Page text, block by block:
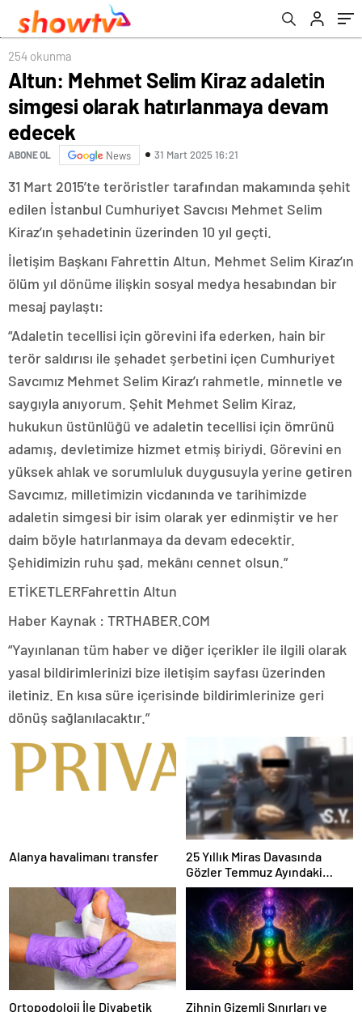
254 okunma
Altun: Mehmet Selim Kiraz adaletin
simgesi olarak hatırlanmaya devam
edecek
ABONE OL News 31 Mart 2025 16:21
31 Mart 2015’te teröristler tarafından makamında şehit
edilen İstanbul Cumhuriyet Savcısı Mehmet Selim
Kiraz’ın şehadetinin üzerinden 10 yıl geçti.
İletişim Başkanı Fahrettin Altun, Mehmet Selim Kiraz’ın
ölüm yıl dönüme ilişkin sosyal medya hesabından bir
mesaj paylaştı:
“Adaletin tecellisi için görevini ifa ederken, hain bir
terör saldırısı ile şehadet şerbetini içen Cumhuriyet
Savcımız Mehmet Selim Kiraz’ı rahmetle, minnetle ve
saygıyla anıyorum. Şehit Mehmet Selim Kiraz,
hukukun üstünlüğü ve adaletin tecellisi için ömrünü
adamış, devletimize hizmet etmiş biriydi. Görevini en
yüksek ahlak ve sorumluluk duygusuyla yerine getiren
Savcımız, milletimizin vicdanında ve tarihimizde
adaletin simgesi bir isim olarak yer edinmiştir ve her
daim böyle hatırlanmaya da devam edecektir.
Şehidimizin ruhu şad, mekânı cennet olsun.”
ETİKETLERFahrettin Altun
Haber Kaynak : TRTHABER.COM
“Yayınlanan tüm haber ve diğer içerikler ile ilgili olarak
yasal bildirimlerinizi bize iletişim sayfası üzerinden
iletiniz. En kısa süre içerisinde bildirimlerinize geri
dönüş sağlanılacaktır.”
Alanya havalimanı transfer
25 Yıllık Miras Davasında
Gözler Temmuz Ayındaki
Karar Duruşmasına Çevrildi
Ortopodoloji İle Diyabetik
Zihnin Gizemli Sınırları ve